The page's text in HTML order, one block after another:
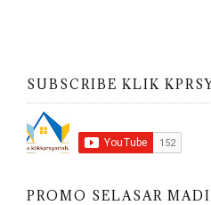
SUBSCRIBE KLIK
PROMO SELASAR